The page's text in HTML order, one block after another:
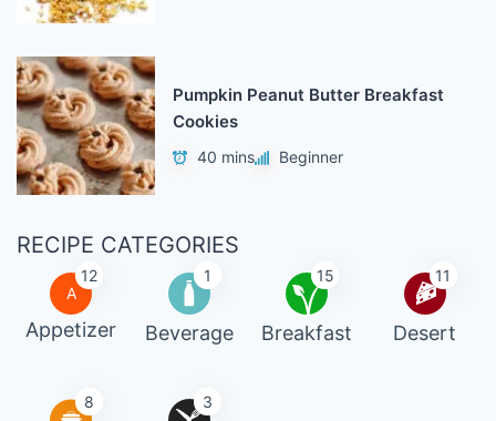
Pumpkin Peanut Butter Breakfast
Cookies
40 mins Beginner
RECIPE CATEGORIES
A
12
Appetizer
1
Beverage
15
Breakfast
11
Desert
8 3